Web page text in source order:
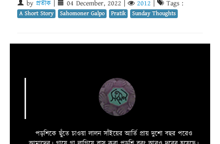
by প্রতীক 04 December, 2022 2012 Tags :
A Short Story Sahomoner Galpo Pratik Sunday Thoughts
পড়শিকে ছুঁতে চাওয়া লালন সাঁইয়ের আর্তি প্রায় দুশো বছর পরেও